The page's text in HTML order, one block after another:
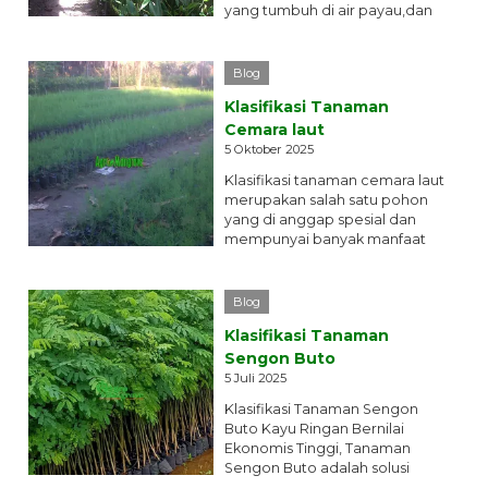
yang tumbuh di air payau,dan
Blog
Klasifikasi Tanaman
Cemara laut
5 Oktober 2025
Klasifikasi tanaman cemara laut
merupakan salah satu pohon
yang di anggap spesial dan
mempunyai banyak manfaat
Blog
Klasifikasi Tanaman
Sengon Buto
5 Juli 2025
Klasifikasi Tanaman Sengon
Buto Kayu Ringan Bernilai
Ekonomis Tinggi, Tanaman
Sengon Buto adalah solusi